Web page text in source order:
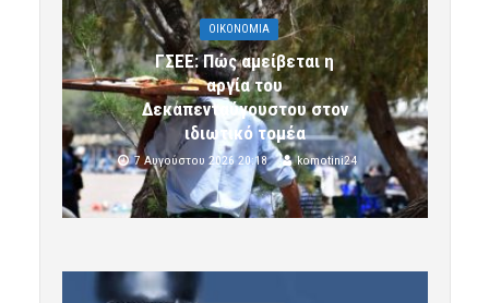
OIKONOMIA
ΓΣΕΕ: Πώς αμείβεται η
αργία του
Δεκαπενταύγουστου στον
ιδιωτικό τομέα
7 Αυγούστου 2026 20:18 komotini24